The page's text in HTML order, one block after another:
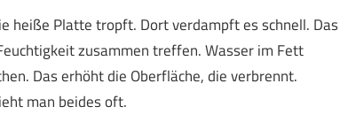
heiße Platte tropft. Dort verdampft es schnell. Das
zusammen treffen. Wasser im Fett
Das erhöht die Oberfläche, die verbrennt.
man beides oft.